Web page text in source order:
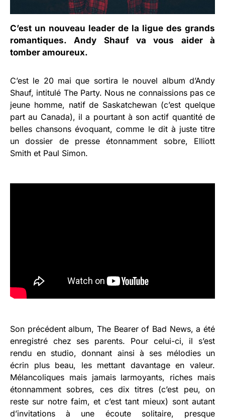
C’est un nouveau leader de la ligue des grands
romantiques. Andy Shauf va vous aider à
tomber amoureux.
C’est le 20 mai que sortira le nouvel album d’Andy
Shauf, intitulé The Party. Nous ne connaissions pas ce
jeune homme, natif de Saskatchewan (c’est quelque
part au Canada), il a pourtant à son actif quantité de
belles chansons évoquant, comme le dit à juste titre
un dossier de presse étonnamment sobre, Elliott
Smith et Paul Simon.
Son précédent album, The Bearer of Bad News, a été
enregistré chez ses parents. Pour celui-ci, il s’est
rendu en studio, donnant ainsi à ses mélodies un
écrin plus beau, les mettant davantage en valeur.
Mélancoliques mais jamais larmoyants, riches mais
étonnamment sobres, ces dix titres (c’est peu, on
reste sur notre faim, et c’est tant mieux) sont autant
d’invitations à une écoute solitaire, presque